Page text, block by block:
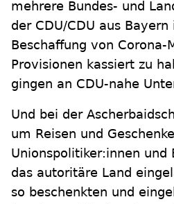
mehrere Bundes- und
der CDU/CDU aus
Beschaffung von Corona-
Provisionen kassiert zu
gingen an CDU-nahe
Und bei der
um Reisen und
Unionspolitiker:innen und
das autoritäre Land
so beschenkten und